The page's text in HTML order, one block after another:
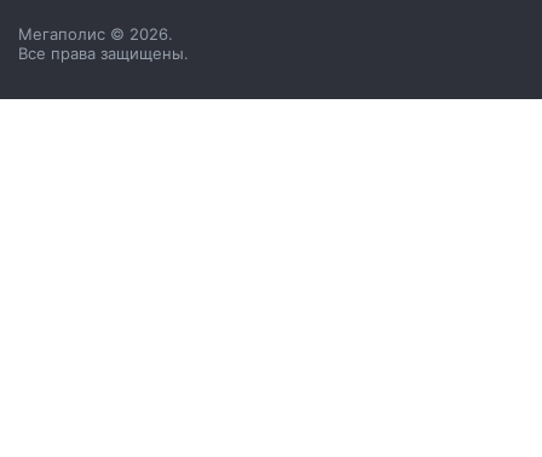
Мегаполис © 2026.
Все права защищены.